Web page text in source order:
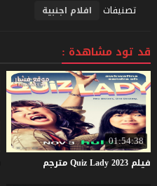
تصنيفات افلام اجنبية
قد تود مشاهدة :
01:54:38
فيلم QuizLady2023 مترجم